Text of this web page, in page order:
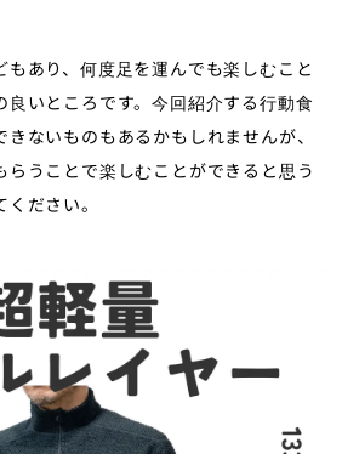
もあり、何度足を運んでも楽しむこと
良いところです。今回紹介する行動食
ないものもあるかもしれませんが、
らうことで楽しむことができると思う
ださい。